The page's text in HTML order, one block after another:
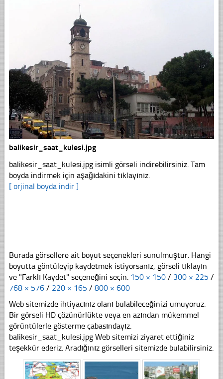
balikesir_saat_kulesi.jpg
balikesir_saat_kulesi.jpg isimli görseli indirebilirsiniz. Tam
boyda indirmek için aşağıdakini tıklayınız.
[ orjinal boyda indir ]
Burada görsellere ait boyut seçenekleri sunulmuştur. Hangi
boyutta göntüleyip kaydetmek istiyorsanız, görseli tıklayın
ve "Farklı Kaydet" seçeneğini seçin. 150 × 150 / 300 × 225 /
768 × 576 / 220 × 165 / 800 × 600
Web sitemizde ihtiyacınız olanı bulabileceğinizi umuyoruz.
Bir görseli HD çözünürlükte veya en azından mükemmel
görüntülerle gösterme çabasındayız.
balikesir_saat_kulesi.jpg Web sitemizi ziyaret ettiğiniz
teşekkür ederiz. Aradığınız görselleri sitemizde bulabilirsiniz.